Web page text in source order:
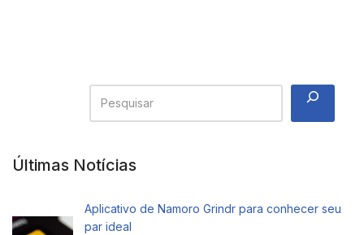
Últimas Notícias
Aplicativo de Namoro Grindr para conhecer seu
par ideal